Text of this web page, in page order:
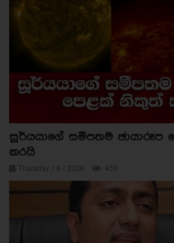
සූර්යයාගේ සමීපතම ඡායාරූප
කරයි
Thursday / 6 / 2026 453